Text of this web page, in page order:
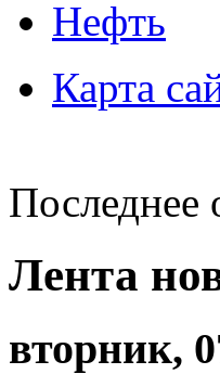
Нефть
Карта
Последнее
Лента
вторник,